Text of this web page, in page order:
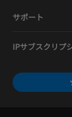
サポート
IPサブスクリプ